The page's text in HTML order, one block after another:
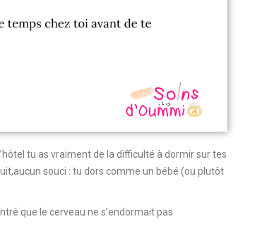
tu as vraiment de la difficulté à dormir sur tes
souci : tu dors comme un bébé (ou plutôt
que le cerveau ne s’endormait pas